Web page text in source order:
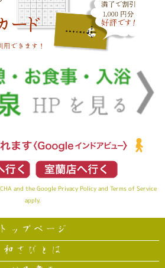
and the Google Privacy Policy and Terms of Service
apply.
トップページ
和さびとは